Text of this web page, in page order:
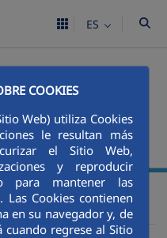
COOKIES
Web) utiliza Cookies
le resultan más
el Sitio Web,
y reproducir
para mantener las
Las Cookies contienen
en su navegador y, de
cuando regrese al Sitio
ES